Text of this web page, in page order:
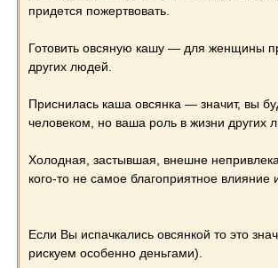
придется пожертвовать.
Готовить овсяную кашу — для женщины
других людей.
Приснилась каша овсянка — значит, вы
человеком, но ваша роль в жизни других
Холодная, застывшая, внешне
кого-то не самое благоприятное
Если Вы испачкались овсянкой то это
рискуем особенно деньгами).